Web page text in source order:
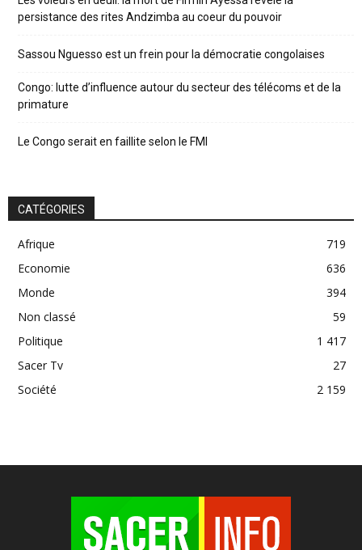
persistance des rites Andzimba au coeur du pouvoir
Sassou Nguesso est un frein pour la démocratie congolaises
Congo: lutte d’influence autour du secteur des télécoms et de la
primature
Le Congo serait en faillite selon le FMI
CATÉGORIES
Afrique
719
Economie
636
Monde
394
Non classé
59
Politique
1 417
Sacer Tv
27
Société
2 159